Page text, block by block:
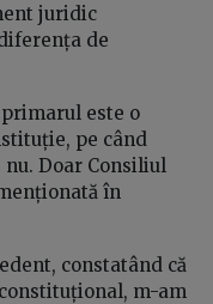
juridic
de
este o
pe când
Doar Consiliul
în
constatând că
m-am